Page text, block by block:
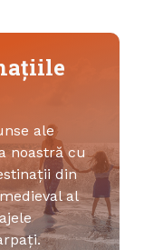
ale
noastră cu
din
al